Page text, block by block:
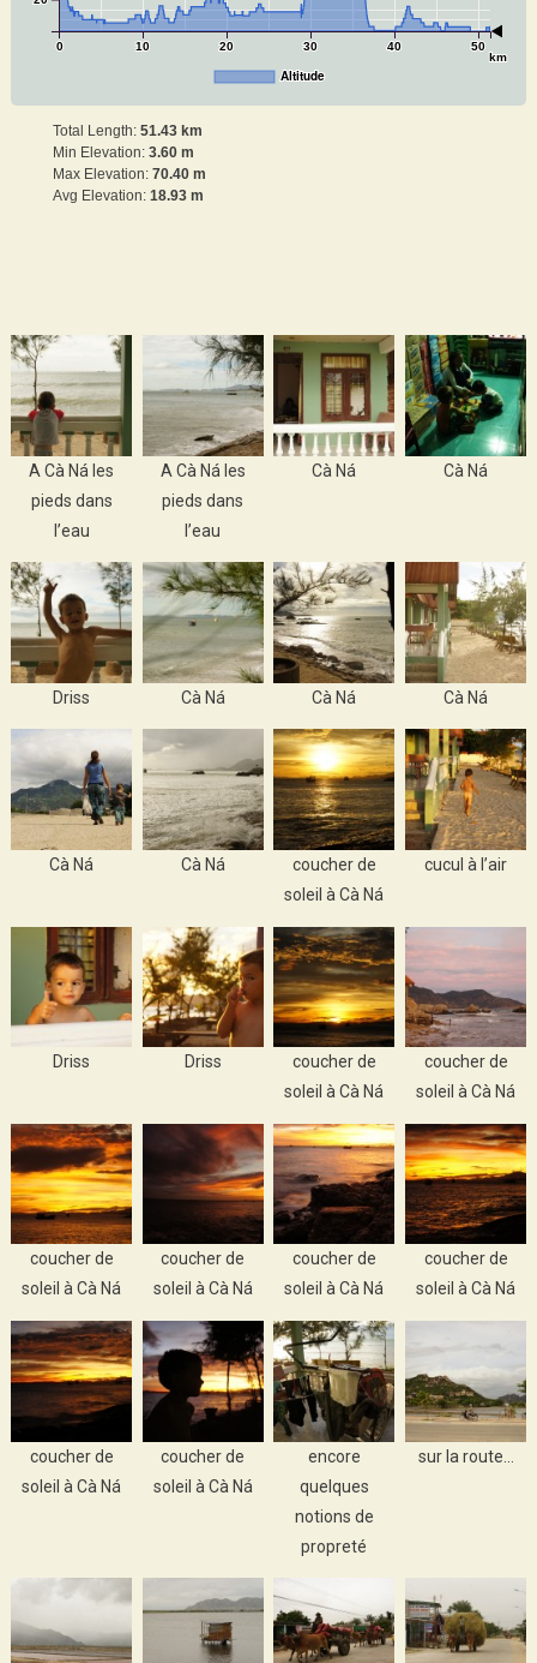
0 10 20 30 40 50
km
Altitude
Total Length: 51.43 km
Min Elevation: 3.60 m
Max Elevation: 70.40 m
Avg Elevation: 18.93 m
A Cà Ná les
pieds dans
l’eau
A Cà Ná les
pieds dans
l’eau
Cà Ná Cà Ná
Driss Cà Ná Cà Ná Cà Ná
Cà Ná Cà Ná
coucher de
soleil à Cà Ná
cucul à l’air
Driss Driss
coucher de
soleil à Cà Ná
coucher de
soleil à Cà Ná
coucher de
soleil à Cà Ná
coucher de
soleil à Cà Ná
coucher de
soleil à Cà Ná
coucher de
soleil à Cà Ná
coucher de
soleil à Cà Ná
coucher de
soleil à Cà Ná
encore
quelques
notions de
propreté
sur la route…